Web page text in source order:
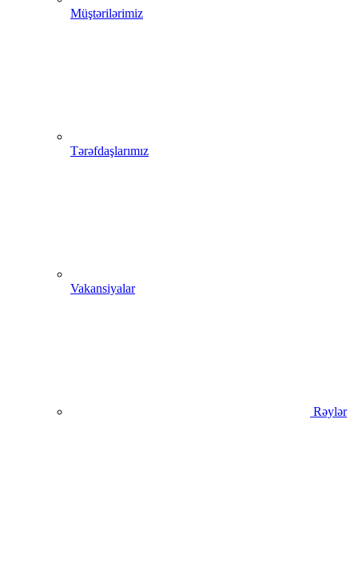
Müştərilərimiz
Tərəfdaşlarımız
Vakansiyalar
Rəylər